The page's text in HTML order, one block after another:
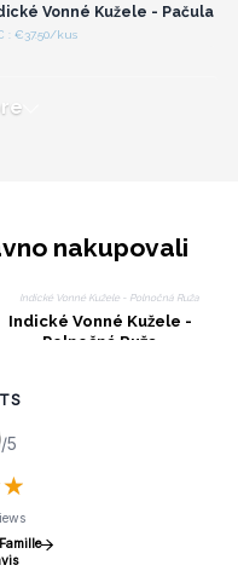
Vonné Kužele - Pačula
: €37.50/kus
nakupovali
Indické Vonné Kužele -
Polnočná Ruža
/5
★
★